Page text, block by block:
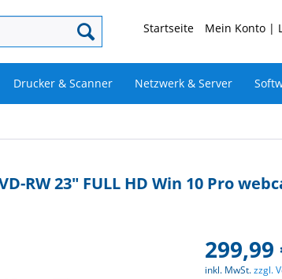
Startseite Mein Konto |
Drucker & Scanner Netzwerk & Server
RW 23" FULL HD Win 10 Pro
299,99
inkl. MwSt.zzgl.